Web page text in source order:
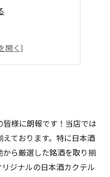
様に朗報です！当店では
ております。特に日本酒
ら厳選した銘酒を取り揃
ジナルの日本酒カクテル